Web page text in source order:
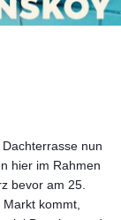
nun
hier im Rahmen
bevor am 25.
kommt,